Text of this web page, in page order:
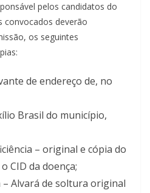
pelos candidatos do
convocados deverão
os seguintes
de endereço de, no
Brasil do município,
– original e cópia do
CID da doença;
– Alvará de soltura original